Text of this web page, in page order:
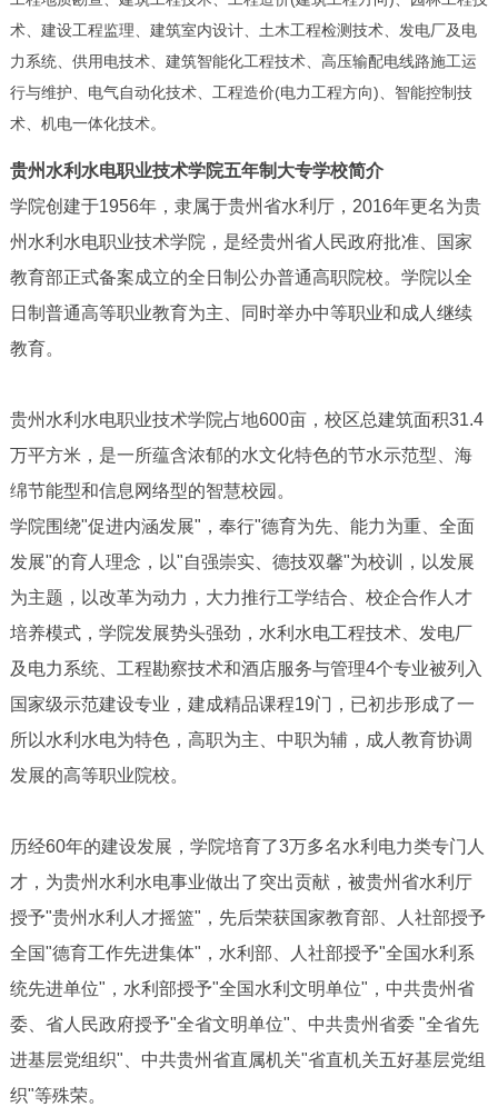
术、建设工程监理、建筑室内设计、土木工程检测技术、发电厂及电
力系统、供用电技术、建筑智能化工程技术、高压输配电线路施工运
行与维护、电气自动化技术、工程造价(电力工程方向)、智能控制技
术、机电一体化技术。
贵州水利水电职业技术学院五年制大专学校简介
学院创建于1956年，隶属于贵州省水利厅，2016年更名为贵
州水利水电职业技术学院，是经贵州省人民政府批准、国家
教育部正式备案成立的全日制公办普通高职院校。学院以全
日制普通高等职业教育为主、同时举办中等职业和成人继续
教育。
贵州水利水电职业技术学院占地600亩，校区总建筑面积31.4
万平方米，是一所蕴含浓郁的水文化特色的节水示范型、海
绵节能型和信息网络型的智慧校园。
学院围绕"促进内涵发展"，奉行"德育为先、能力为重、全面
发展"的育人理念，以"自强崇实、德技双馨"为校训，以发展
为主题，以改革为动力，大力推行工学结合、校企合作人才
培养模式，学院发展势头强劲，水利水电工程技术、发电厂
及电力系统、工程勘察技术和酒店服务与管理4个专业被列入
国家级示范建设专业，建成精品课程19门，已初步形成了一
所以水利水电为特色，高职为主、中职为辅，成人教育协调
发展的高等职业院校。
历经60年的建设发展，学院培育了3万多名水利电力类专门人
才，为贵州水利水电事业做出了突出贡献，被贵州省水利厅
授予"贵州水利人才摇篮"，先后荣获国家教育部、人社部授予
全国"德育工作先进集体"，水利部、人社部授予"全国水利系
统先进单位"，水利部授予"全国水利文明单位"，中共贵州省
委、省人民政府授予"全省文明单位"、中共贵州省委 "全省先
进基层党组织"、中共贵州省直属机关"省直机关五好基层党组
织"等殊荣。